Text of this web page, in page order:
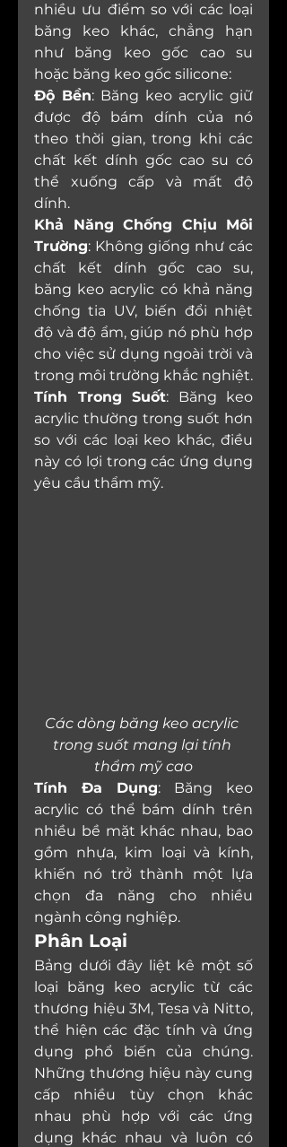
nhiều ưu điểm so với các loại
băng keo khác, chẳng hạn
như băng keo gốc cao su
hoặc băng keo gốc silicone:
Độ Bền: Băng keo acrylic giữ
được độ bám dính của nó
theo thời gian, trong khi các
chất kết dính gốc cao su có
thể xuống cấp và mất độ
dính.
Khả Năng Chống Chịu Môi
Trường: Không giống như các
chất kết dính gốc cao su,
băng keo acrylic có khả năng
chống tia UV, biến đổi nhiệt
độ và độ ẩm, giúp nó phù hợp
cho việc sử dụng ngoài trời và
trong môi trường khắc nghiệt.
Tính Trong Suốt: Băng keo
acrylic thường trong suốt hơn
so với các loại keo khác, điều
này có lợi trong các ứng dụng
yêu cầu thẩm mỹ.
Các dòng băng keo acrylic
trong suốt mang lại tính
thẩm mỹ cao
Tính Đa Dụng: Băng keo
acrylic có thể bám dính trên
nhiều bề mặt khác nhau, bao
gồm nhựa, kim loại và kính,
khiến nó trở thành một lựa
chọn đa năng cho nhiều
ngành công nghiệp.
Phân Loại
Bảng dưới đây liệt kê một số
loại băng keo acrylic từ các
thương hiệu 3M, Tesa và Nitto,
thể hiện các đặc tính và ứng
dụng phổ biến của chúng.
Những thương hiệu này cung
cấp nhiều tùy chọn khác
nhau phù hợp với các ứng
dụng khác nhau và luôn có